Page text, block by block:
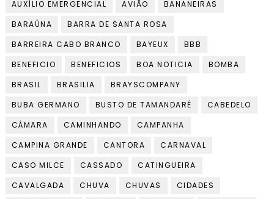
AUXÍLIO EMERGENCIAL
AVIÃO
BANANEIRAS
BARAÚNA
BARRA DE SANTA ROSA
BARREIRA CABO BRANCO
BAYEUX
BBB
BENEFICIO
BENEFICIOS BOA NOTICIA
BOMBA
BRASIL
BRASILIA
BRAYSCOMPANY
BUBA GERMANO
BUSTO DE TAMANDARÉ
CABEDELO
CÂMARA
CAMINHANDO
CAMPANHA
CAMPINA GRANDE
CANTORA
CARNAVAL
CASO MILCE
CASSADO
CATINGUEIRA
CAVALGADA
CHUVA CHUVAS
CIDADES